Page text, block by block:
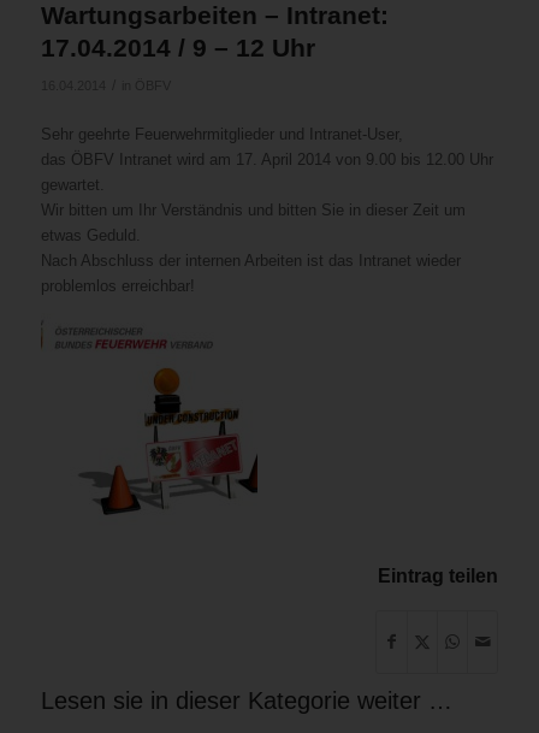
Wartungsarbeiten – Intranet:
17.04.2014 / 9 – 12 Uhr
Sehr geehrte Feuerwehrmitglieder und Intranet-User,
das ÖBFV Intranet wird am 17. April 2014 von 9.00 bis 12.00 Uhr
gewartet.
Wir bitten um Ihr Verständnis und bitten Sie in dieser Zeit um
etwas Geduld.
Nach Abschluss der internen Arbeiten ist das Intranet wieder
problemlos erreichbar!
Eintrag teilen
Lesen sie in dieser Kategorie weiter …